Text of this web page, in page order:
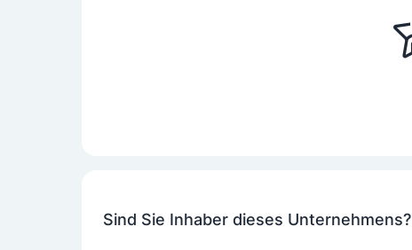
Sind Sie Inhaber dieses Unternehmens?